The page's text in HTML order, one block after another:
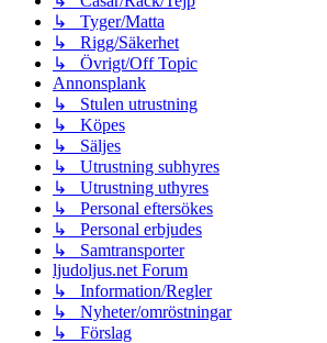
↳ Tyger/Matta
↳ Rigg/Säkerhet
↳ Övrigt/Off Topic
Annonsplank
↳ Stulen utrustning
↳ Köpes
↳ Säljes
↳ Utrustning subhyres
↳ Utrustning uthyres
↳ Personal eftersökes
↳ Personal erbjudes
↳ Samtransporter
ljudoljus.net Forum
↳ Information/Regler
↳ Nyheter/omröstningar
↳ Förslag